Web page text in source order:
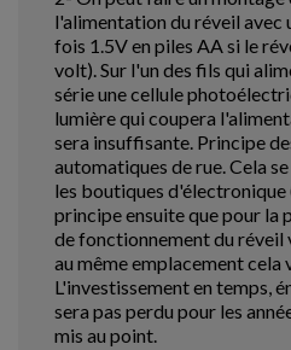
l'alimentation du réveil avec
fois 1.5V en piles AA si le
volt). Sur l'un des fils qui
série une cellule
lumière qui coupera
sera insuffisante. Principe
automatiques de rue. Cela
les boutiques d'électronique
principe ensuite que pour la
de fonctionnement du
au même emplacement cela
L'investissement en temps,
sera pas perdu pour les
mis au point.